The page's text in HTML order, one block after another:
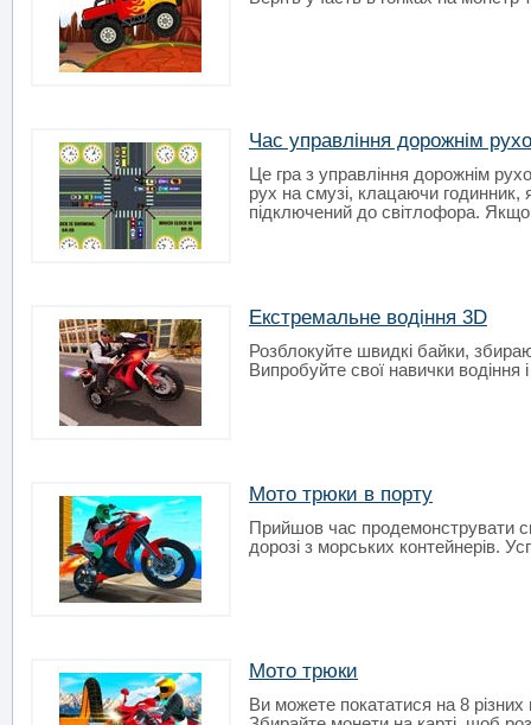
Час управління дорожнім
Це гра з управління дорожнім
рух на смузі, клацаючи
підключений до світлофора.
Екстремальне водіння 3D
Розблокуйте швидкі байки,
Випробуйте свої навички
Мото трюки в порту
Прийшов час продемонструвати
дорозі з морських контейнерів.
Мото трюки
Ви можете покататися на 8 різних